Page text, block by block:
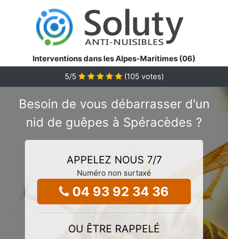
Interventions dans les Alpes-Maritimes (06)
5/5 (105 votes)
Besoin de vous débarrasser d'un
nid de guêpes à Spéracèdes ?
APPELEZ NOUS 7/7
Numéro non surtaxé
04 93 92 34 36
OU ÊTRE RAPPELÉ